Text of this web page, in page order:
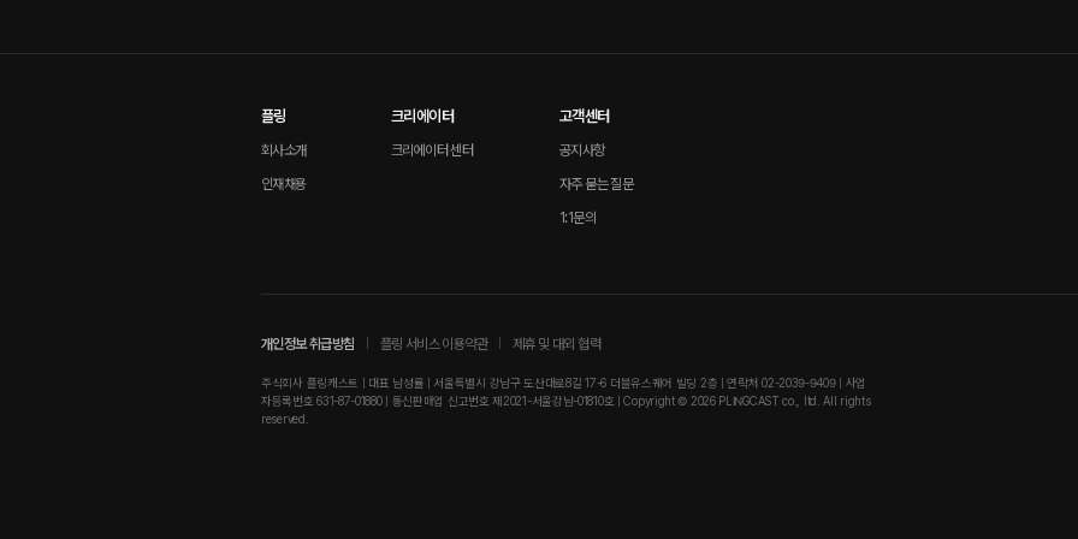
플링
회사소개
인재채용
크리에이터
크리에이터 센터
고객센터
공지사항
자주 묻는 질문
1:1문의
개인정보 취급방침 플링 서비스 이용약관 제휴 및 대외 협력
주식회사 플링캐스트 | 대표 남성률 | 서울특별시 강남구 도산대로8길 17-6 더블유스퀘어 빌딩 2층 | 연락처 02-2039-9409 | 사업
자등록번호 631-87-01880 | 통신판매업 신고번호 제2021-서울강남-01810호 | Copyright © 2026 PLINGCAST co., ltd. All rights
reserved.